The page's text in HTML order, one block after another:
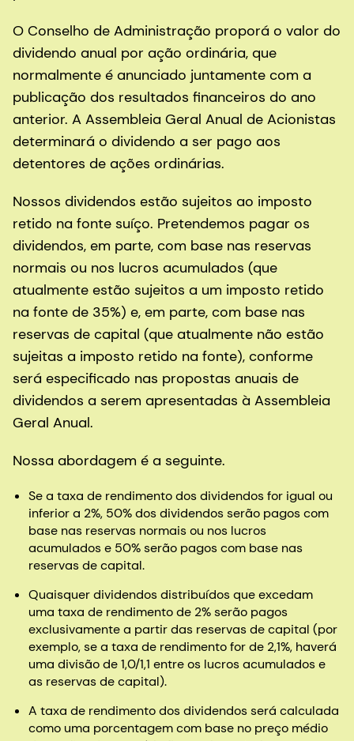
O Conselho de Administração proporá o valor do
dividendo anual por ação ordinária, que
normalmente é anunciado juntamente com a
publicação dos resultados financeiros do ano
anterior. A Assembleia Geral Anual de Acionistas
determinará o dividendo a ser pago aos
detentores de ações ordinárias.
Nossos dividendos estão sujeitos ao imposto
retido na fonte suíço. Pretendemos pagar os
dividendos, em parte, com base nas reservas
normais ou nos lucros acumulados (que
atualmente estão sujeitos a um imposto retido
na fonte de 35%) e, em parte, com base nas
reservas de capital (que atualmente não estão
sujeitas a imposto retido na fonte), conforme
será especificado nas propostas anuais de
dividendos a serem apresentadas à Assembleia
Geral Anual.
Nossa abordagem é a seguinte.
Se a taxa de rendimento dos dividendos for igual ou
inferior a 2%, 50% dos dividendos serão pagos com
base nas reservas normais ou nos lucros
acumulados e 50% serão pagos com base nas
reservas de capital.
Quaisquer dividendos distribuídos que excedam
uma taxa de rendimento de 2% serão pagos
exclusivamente a partir das reservas de capital (por
exemplo, se a taxa de rendimento for de 2,1%, haverá
uma divisão de 1,0/1,1 entre os lucros acumulados e
as reservas de capital).
A taxa de rendimento dos dividendos será calculada
como uma porcentagem com base no preço médio